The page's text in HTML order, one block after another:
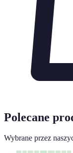
Polecane
Wybrane przez